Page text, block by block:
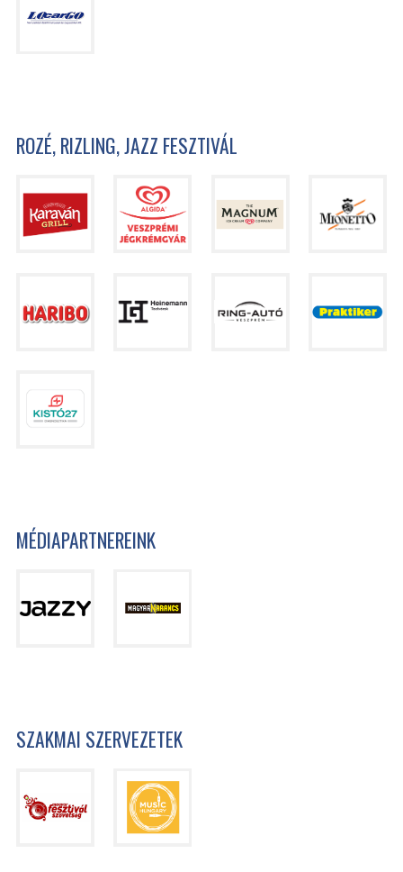
ROZÉ, RIZLING, JAZZ FESZTIVÁL
MÉDIAPARTNEREINK
SZAKMAI SZERVEZETEK